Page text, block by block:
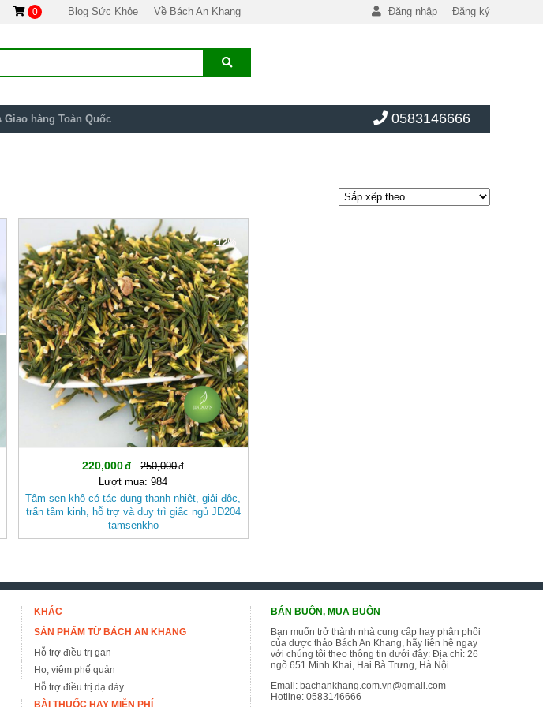
0 Blog Sức Khỏe Về Bách An Khang Đăng nhập Đăng ký
Giao hàng Toàn Quốc 0583146666
-12%
220,000
250,000
Lượt mua: 984
Tâm sen khô có tác dụng thanh nhiệt, giải độc,
trấn tâm kinh, hỗ trợ và duy trì giấc ngủ JD204
tamsenkho
KHÁC
SẢN PHẨM TỪ BÁCH AN KHANG
Hỗ trợ điều trị gan
Ho, viêm phế quản
Hỗ trợ điều trị dạ dày
BÀI THUỐC HAY MIỄN PHÍ
BÁN BUÔN, MUA BUÔN
Bạn muốn trở thành nhà cung cấp hay phân phối
của dược thảo Bách An Khang, hãy liên hệ ngay
với chúng tôi theo thông tin dưới đây: Địa chỉ: 26
ngõ 651 Minh Khai, Hai Bà Trưng, Hà Nội
Email:bachankhang.com.vn@gmail.com
Hotline:0583146666